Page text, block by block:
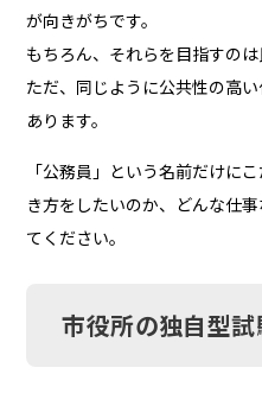
が向きがちです。
もちろん、それらを目指すのは
ただ、同じように公共性の高
あります。
「公務員」という名前だけに
き方をしたいのか、どんな仕
てください。
市役所の独自型